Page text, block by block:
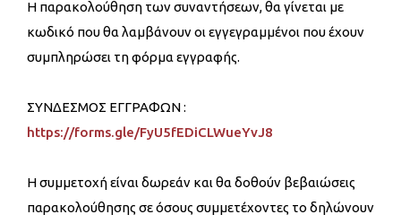
Η παρακολούθηση των συναντήσεων, θα γίνεται με
κωδικό που θα λαμβάνουν οι εγγεγραμμένοι που έχουν
συμπληρώσει τη φόρμα εγγραφής.
ΣΥΝΔΕΣΜΟΣ ΕΓΓΡΑΦΩΝ :
https://forms.gle/FyU5fEDiCLWueYvJ8
Η συμμετοχή είναι δωρεάν και θα δοθούν βεβαιώσεις
παρακολούθησης σε όσους συμμετέχοντες το δηλώνουν